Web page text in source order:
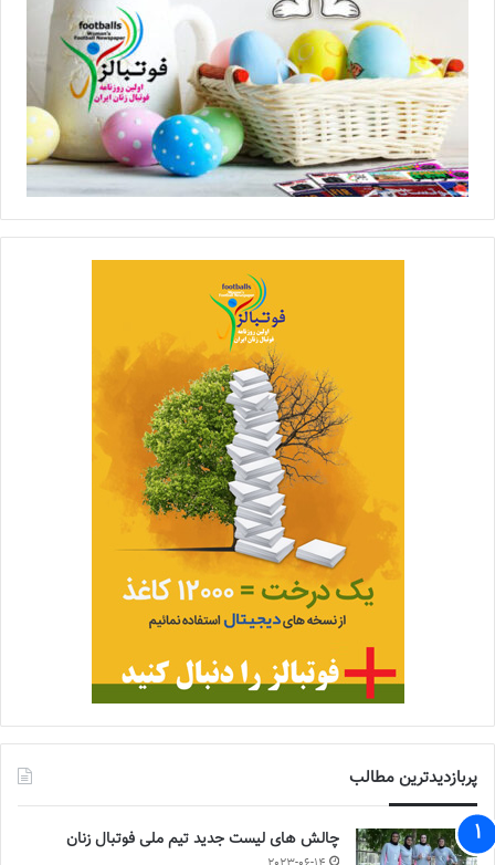
پربازدیدترین مطالب
چالش هاى ليست جدید تيم ملى فوتبال زنان